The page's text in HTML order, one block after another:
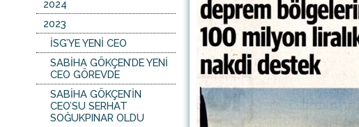
2024
2023
İSG’YE YENİ CEO
SABİHA GÖKÇEN’DE YENİ
CEO GÖREVDE
SABİHA GÖKÇEN’İN
CEO’SU SERHAT
SOĞUKPINAR OLDU